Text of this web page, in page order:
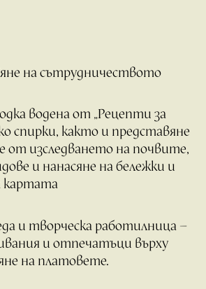
на сътрудничеството
водена от „Рецепти за
спирки, както и представяне
от изследването на почвите,
и нанасяне на бележки и
картата
и творческа работилница –
и отпечатъци върху
на платовете.